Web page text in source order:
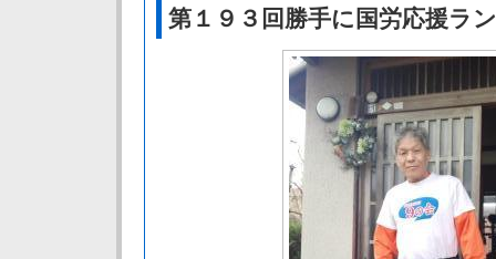
第１９３回勝手に国労応援ラ